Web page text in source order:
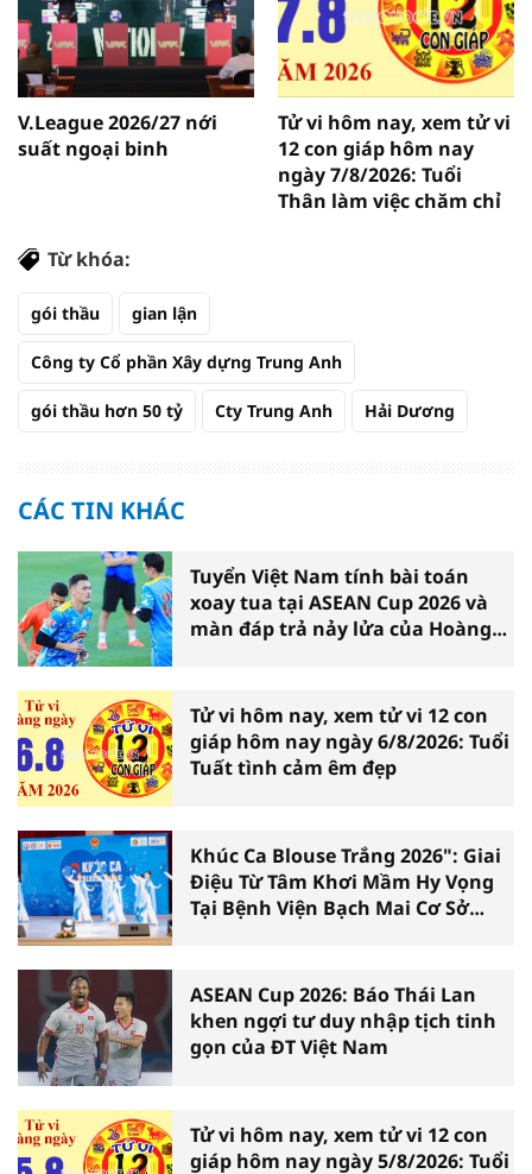
V.League 2026/27 nới
suất ngoại binh
Tử vi hôm nay, xem tử vi
12 con giáp hôm nay
ngày 7/8/2026: Tuổi
Thân làm việc chăm chỉ
Từ khóa:
gói thầu gian lận
Công ty Cổ phần Xây dựng Trung Anh
gói thầu hơn 50 tỷ Cty Trung Anh Hải Dương
CÁC TIN KHÁC
Tuyển Việt Nam tính bài toán
xoay tua tại ASEAN Cup 2026 và
màn đáp trả nảy lửa của Hoàng
Tử vi hôm nay, xem tử vi 12 con
giáp hôm nay ngày 6/8/2026: Tuổi
Tuất tình cảm êm đẹp
Khúc Ca Blouse Trắng 2026": Giai
Điệu Từ Tâm Khơi Mầm Hy Vọng
Tại Bệnh Viện Bạch Mai Cơ Sở
ASEAN Cup 2026: Báo Thái Lan
khen ngợi tư duy nhập tịch tinh
gọn của ĐT Việt Nam
Tử vi hôm nay, xem tử vi 12 con
giáp hôm nay ngày 5/8/2026: Tuổi